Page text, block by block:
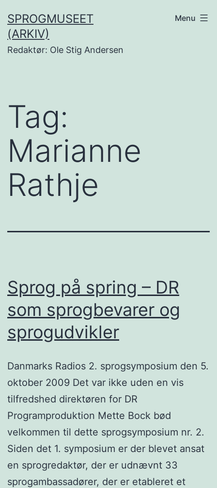
til
indhold
SPROGMUSEET
(ARKIV)
Redaktør: Ole Stig Andersen
Menu
Tag:
Marianne
Rathje
Sprog på spring – DR
som sprogbevarer og
sprogudvikler
Danmarks Radios 2. sprogsymposium den 5.
oktober 2009 Det var ikke uden en vis
tilfredshed direktøren for DR
Programproduktion Mette Bock bød
velkommen til dette sprogsymposium nr. 2.
Siden det 1. symposium er der blevet ansat
en sprogredaktør, der er udnævnt 33
sprogambassadører, der er etableret et